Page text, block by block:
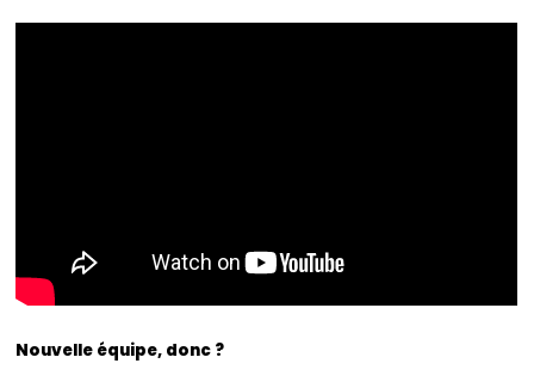
Nouvelle équipe, donc ?